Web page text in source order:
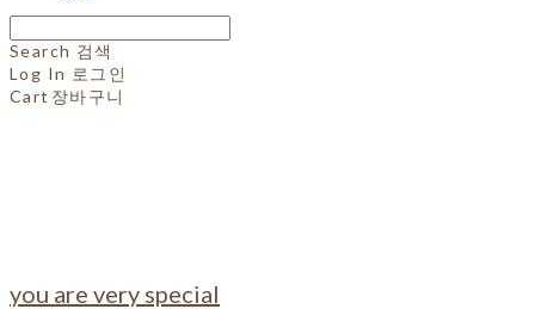
Search 검색
Log In 로그인
Cart 장바구니
you are very special